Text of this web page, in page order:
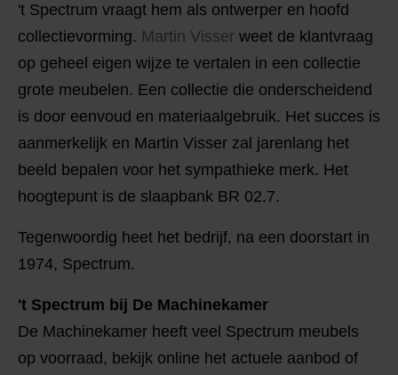
't Spectrum vraagt hem als ontwerper en hoofd
collectievorming. Martin Visser weet de klantvraag
op geheel eigen wijze te vertalen in een collectie
grote meubelen. Een collectie die onderscheidend
is door eenvoud en materiaalgebruik. Het succes is
aanmerkelijk en Martin Visser zal jarenlang het
beeld bepalen voor het sympathieke merk. Het
hoogtepunt is de slaapbank BR 02.7.
Tegenwoordig heet het bedrijf, na een doorstart in
1974, Spectrum.
't Spectrum bij De Machinekamer
De Machinekamer heeft veel Spectrum meubels
op voorraad, bekijk online het actuele aanbod of